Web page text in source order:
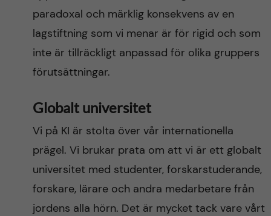
paradoxal och märklig konsekvens av en
lagstiftning som vi menar är för rigid och som
inte är tillräckligt anpassad för olika gruppers
förutsättningar.
Globalt universitet
Vi på KI är stolta över vår internationella
prägel. Vi brukar prata om att vi är ett globalt
universitet med studenter, forskarstuderande,
forskare, lärare och andra medarbetare från
jordens alla hörn. Det är mycket tack vare vårt